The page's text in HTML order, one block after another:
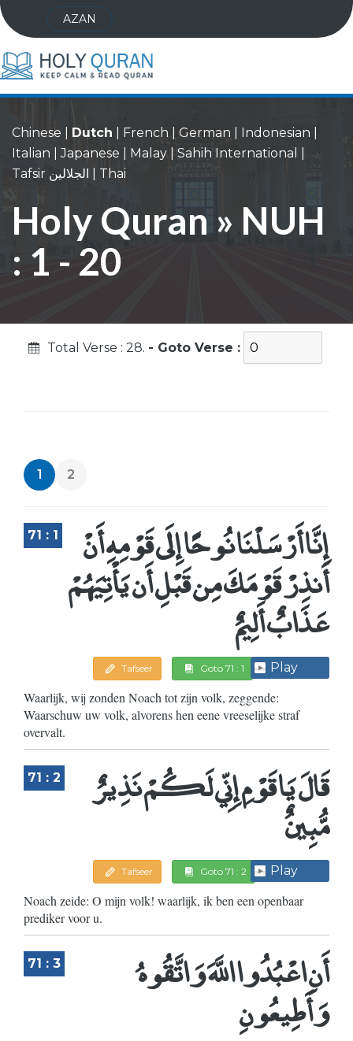
AZAN
Chinese Dutch French German Indonesian
Italian |Japanese Malay Sahih International
Tafsir الجلالين
Thai
Holy Quran » NUH
: 1 - 20
Total Verse : 28. - Goto Verse :
1 2
71 : 1 إِنَّا أَرْسَلْنَا نُوحًا إِلَى قَوْمِهِ أَنْ
أَنذِرْ قَوْمَكَ مِن قَبْلِ أَن يَأْتِيَهُمْ
عَذَابٌ أَلِيمٌ
Tafseer Goto 71 : 1 Play
Waarlijk, wij zonden Noach tot zijn volk, zeggende:
Waarschuw uw volk, alvorens hen eene vreeselijke straf
overvalt.
71 : 2 قَالَ يَا قَوْمِ إِنِّي لَكُمْ نَذِيرٌ
مُّبِينٌ
Tafseer Goto 71 : 2 Play
Noach zeide: O mijn volk! waarlijk, ik ben een openbaar
prediker voor u.
71 : 3 أَنِ اعْبُدُوا اللَّهَ وَاتَّقُوهُ
وَأَطِيعُونِ